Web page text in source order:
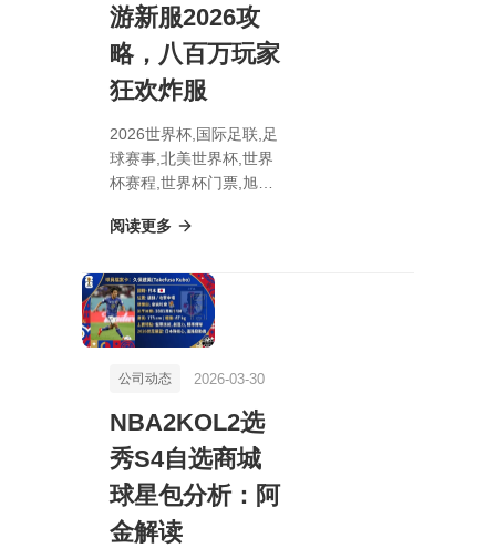
游新服2026攻
略，八百万玩家
狂欢炸服
2026世界杯,国际足联,足
球赛事,北美世界杯,世界
杯赛程,世界杯门票,旭旭
攻略，八百万玩家狂欢炸
阅读更多
公司动态 2026-03-30
NBA2KOL2选
秀S4自选商城
球星包分析：阿
金解读